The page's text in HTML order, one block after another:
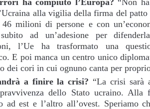
ha compiuto l’Europa? “Non
alla vigilia della firma del patto
46 milioni di persone e con
subito ad un’adesione per
l’Ue ha trasformato una
E poi manca un centro unico
dei cori in cui ognuno canta per
a finire la crisi? “La crisi sarà
dello Stato ucraino. Alla
ad est e l’altro all’ovest. Speriamo